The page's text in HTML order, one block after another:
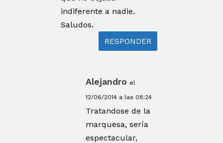
indiferente a nadie.
Saludos.
RESPONDER
Alejandro el
12/06/2014 a las 08:24
Tratandose de la
marquesa, sería
espectacular,